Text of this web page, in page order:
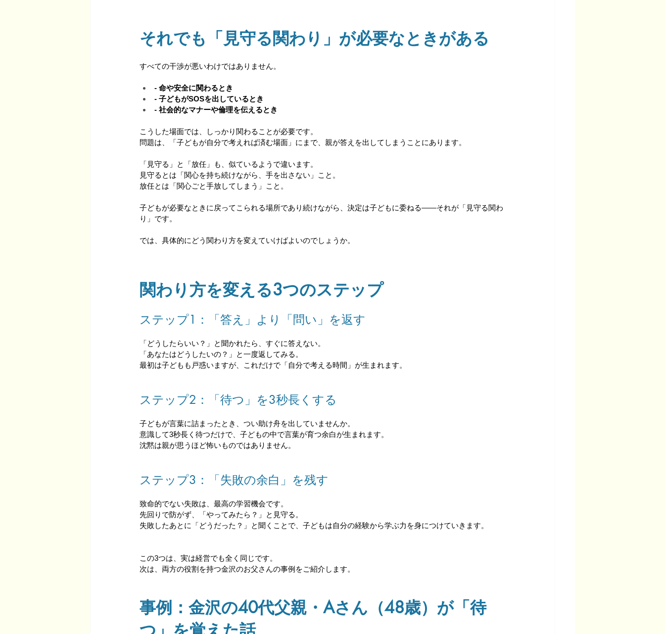
それでも「見守る関わり」が必要なときがある
すべての干渉が悪いわけではありません。
- 命や安全に関わるとき
- 子どもがSOSを出しているとき
- 社会的なマナーや倫理を伝えるとき
こうした場面では、しっかり関わることが必要です。
問題は、「子どもが自分で考えれば済む場面」にまで、親が答えを出してしまうことにあります。
「見守る」と「放任」も、似ているようで違います。
見守るとは「関心を持ち続けながら、手を出さない」こと。
放任とは「関心ごと手放してしまう」こと。
子どもが必要なときに戻ってこられる場所であり続けながら、決定は子どもに委ねる——それが「見守る関わ
り」です。
では、具体的にどう関わり方を変えていけばよいのでしょうか。
関わり方を変える3つのステップ
ステップ1：「答え」より「問い」を返す
「どうしたらいい？」と聞かれたら、すぐに答えない。
「あなたはどうしたいの？」と一度返してみる。
最初は子どもも戸惑いますが、これだけで「自分で考える時間」が生まれます。
ステップ2：「待つ」を3秒長くする
子どもが言葉に詰まったとき、つい助け舟を出していませんか。
意識して3秒長く待つだけで、子どもの中で言葉が育つ余白が生まれます。
沈黙は親が思うほど怖いものではありません。
ステップ3：「失敗の余白」を残す
致命的でない失敗は、最高の学習機会です。
先回りで防がず、「やってみたら？」と見守る。
失敗したあとに「どうだった？」と聞くことで、子どもは自分の経験から学ぶ力を身につけていきます。
この3つは、実は経営でも全く同じです。
次は、両方の役割を持つ金沢のお父さんの事例をご紹介します。
事例：金沢の40代父親・Aさん（48歳）が「待